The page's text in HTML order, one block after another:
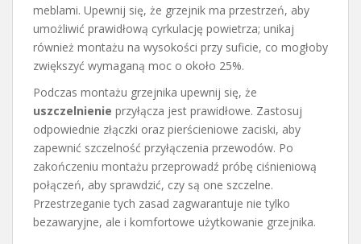
meblami. Upewnij się, że grzejnik ma przestrzeń, aby
umożliwić prawidłową cyrkulację powietrza; unikaj
również montażu na wysokości przy suficie, co mogłoby
zwiększyć wymaganą moc o około 25%.
Podczas montażu grzejnika upewnij się, że
uszczelnienie przyłącza jest prawidłowe. Zastosuj
odpowiednie złączki oraz pierścieniowe zaciski, aby
zapewnić szczelność przyłączenia przewodów. Po
zakończeniu montażu przeprowadź próbę ciśnieniową
połączeń, aby sprawdzić, czy są one szczelne.
Przestrzeganie tych zasad zagwarantuje nie tylko
bezawaryjne, ale i komfortowe użytkowanie grzejnika.